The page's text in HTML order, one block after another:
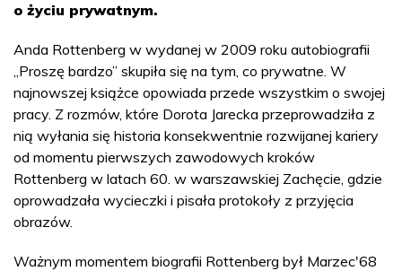
o życiu prywatnym.
Anda Rottenberg w wydanej w 2009 roku autobiografii
„Proszę bardzo” skupiła się na tym, co prywatne. W
najnowszej książce opowiada przede wszystkim o swojej
pracy. Z rozmów, które Dorota Jarecka przeprowadziła z
nią wyłania się historia konsekwentnie rozwijanej kariery
od momentu pierwszych zawodowych kroków
Rottenberg w latach 60. w warszawskiej Zachęcie, gdzie
oprowadzała wycieczki i pisała protokoły z przyjęcia
obrazów.
Ważnym momentem biografii Rottenberg był Marzec'68